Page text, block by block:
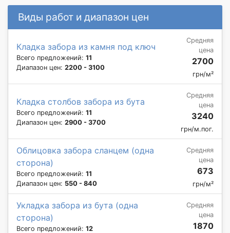
Виды работ и диапазон цен
Кладка забора из камня под ключ
Всего предложений: 11
Диапазон цен: 2200 - 3100
Средняя
цена
2700
грн/м²
Кладка столбов забора из бута
Всего предложений: 11
Диапазон цен: 2900 - 3700
Средняя
цена
3240
грн/м.пог.
Облицовка забора сланцем (одна
сторона)
Всего предложений: 11
Диапазон цен: 550 - 840
Средняя
цена
673
грн/м²
Укладка забора из бута (одна
сторона)
Всего предложений: 12
Средняя
цена
1870